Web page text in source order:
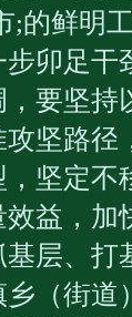
;的鲜明
卯足干
要坚持
坚路径
坚定不
效益，加
基层、打
乡（街道